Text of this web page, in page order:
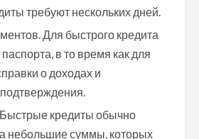
требуют нескольких дней.
Для быстрого кредита
в то время как для
о доходах и
кредиты обычно
небольшие суммы, которых